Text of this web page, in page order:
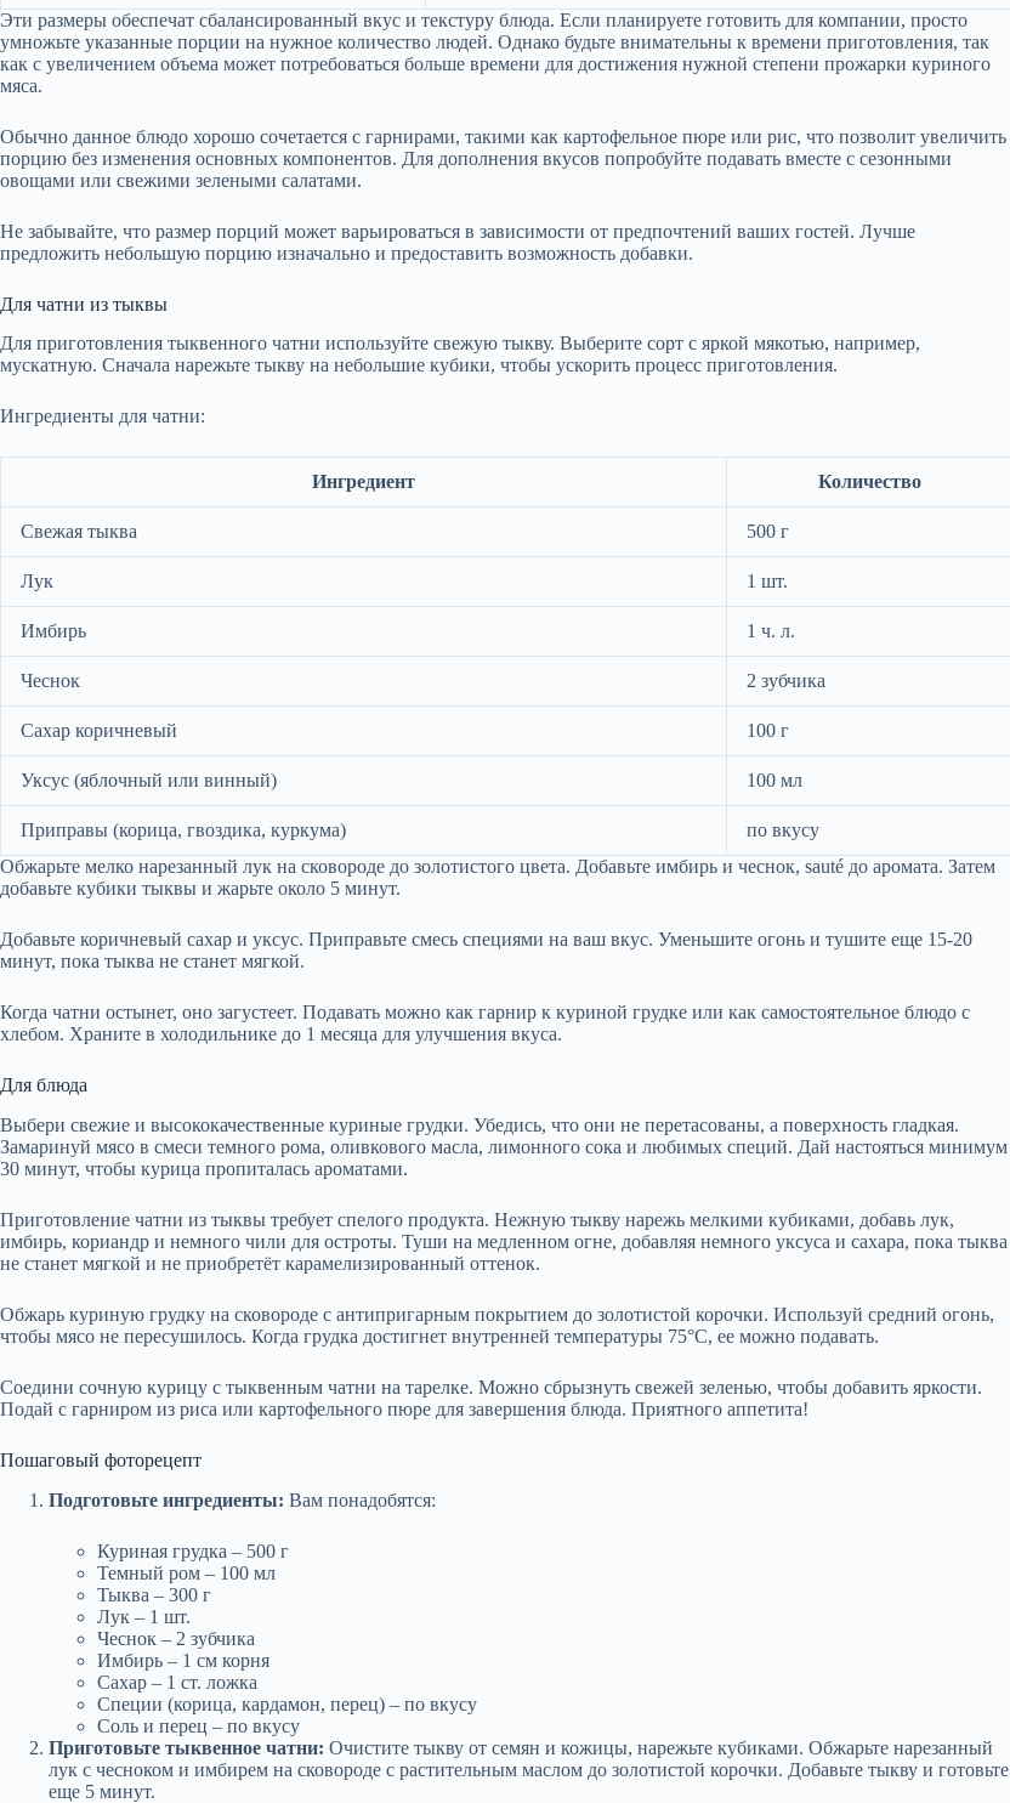
Эти размеры обеспечат сбалансированный вкус и текстуру блюда. Если планируете готовить для компании, просто
умножьте указанные порции на нужное количество людей. Однако будьте внимательны к времени приготовления, так
как с увеличением объема может потребоваться больше времени для достижения нужной степени прожарки куриного
мяса.
Обычно данное блюдо хорошо сочетается с гарнирами, такими как картофельное пюре или рис, что позволит увеличить
порцию без изменения основных компонентов. Для дополнения вкусов попробуйте подавать вместе с сезонными
овощами или свежими зелеными салатами.
Не забывайте, что размер порций может варьироваться в зависимости от предпочтений ваших гостей. Лучше
предложить небольшую порцию изначально и предоставить возможность добавки.
Для чатни из тыквы
Для приготовления тыквенного чатни используйте свежую тыкву. Выберите сорт с яркой мякотью, например,
мускатную. Сначала нарежьте тыкву на небольшие кубики, чтобы ускорить процесс приготовления.
Ингредиенты для чатни:
Ингредиент Количество
Свежая тыква 500 г
Лук 1 шт.
Имбирь 1 ч. л.
Чеснок 2 зубчика
Сахар коричневый 100 г
Уксус (яблочный или винный) 100 мл
Приправы (корица, гвоздика, куркума)
по вкусу
Обжарьте мелко нарезанный лук на сковороде до золотистого цвета. Добавьте имбирь и чеснок, sauté до аромата. Затем
добавьте кубики тыквы и жарьте около 5 минут.
Добавьте коричневый сахар и уксус. Приправьте смесь специями на ваш вкус. Уменьшите огонь и тушите еще 15-20
минут, пока тыква не станет мягкой.
Когда чатни остынет, оно загустеет. Подавать можно как гарнир к куриной грудке или как самостоятельное блюдо с
хлебом. Храните в холодильнике до 1 месяца для улучшения вкуса.
Для блюда
Выбери свежие и высококачественные куриные грудки. Убедись, что они не перетасованы, а поверхность гладкая.
Замаринуй мясо в смеси темного рома, оливкового масла, лимонного сока и любимых специй. Дай настояться минимум
30 минут, чтобы курица пропиталась ароматами.
Приготовление чатни из тыквы требует спелого продукта. Нежную тыкву нарежь мелкими кубиками, добавь лук,
имбирь, кориандр и немного чили для остроты. Туши на медленном огне, добавляя немного уксуса и сахара, пока тыква
не станет мягкой и не приобретёт карамелизированный оттенок.
Обжарь куриную грудку на сковороде с антипригарным покрытием до золотистой корочки. Используй средний огонь,
чтобы мясо не пересушилось. Когда грудка достигнет внутренней температуры 75°C, ее можно подавать.
Соедини сочную курицу с тыквенным чатни на тарелке. Можно сбрызнуть свежей зеленью, чтобы добавить яркости.
Подай с гарниром из риса или картофельного пюре для завершения блюда. Приятного аппетита!
Пошаговый фоторецепт
Подготовьте ингредиенты: Вам понадобятся:
Куриная грудка – 500 г
Темный ром – 100 мл
Тыква – 300 г
Лук – 1 шт.
Чеснок – 2 зубчика
Имбирь – 1 см корня
Сахар – 1 ст. ложка
Специи (корица, кардамон, перец) – по вкусу
Соль и перец – по вкусу
Приготовьте тыквенное чатни: Очистите тыкву от семян и кожицы, нарежьте кубиками. Обжарьте нарезанный
лук с чесноком и имбирем на сковороде с растительным маслом до золотистой корочки. Добавьте тыкву и готовьте
еще 5 минут.